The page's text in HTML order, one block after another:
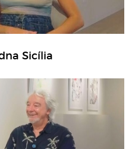
Sicília